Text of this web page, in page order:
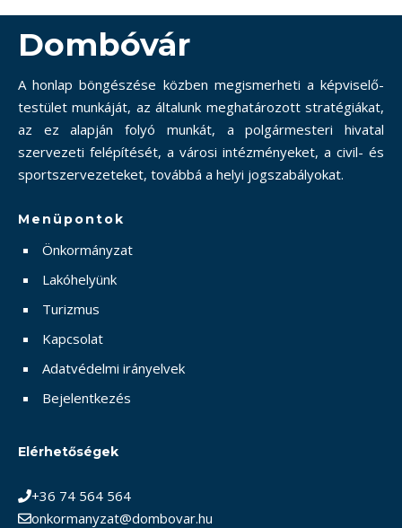
Dombóvár
A honlap böngészése közben megismerheti a képviselő-
testület munkáját, az általunk meghatározott stratégiákat,
az ez alapján folyó munkát, a polgármesteri hivatal
szervezeti felépítését, a városi intézményeket, a civil- és
sportszervezeteket, továbbá a helyi jogszabályokat.
Menüpontok
Önkormányzat
Lakóhelyünk
Turizmus
Kapcsolat
Adatvédelmi irányelvek
Bejelentkezés
Elérhetőségek
+36 74 564 564
onkormanyzat@dombovar.hu